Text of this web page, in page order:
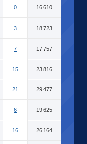
0 16,610
3 18,723
7 17,757
15 23,816
21 29,477
6 19,625
16 26,164